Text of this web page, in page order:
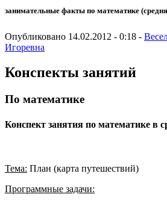
занимательные факты по математике
Опубликовано 14.02.2012 - 0:18 -
Игоревна
Конспекты занятий
По математике
Конспект занятия по математике в
Тема: План (карта путешествий)
Программные задачи: